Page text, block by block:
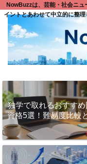
NowBuzzは、芸能・社会ニ
イントとあわせて中立的に整
独学で取れるおすすめ
資格5選！難易度比較
月で一発合格する勉
は？